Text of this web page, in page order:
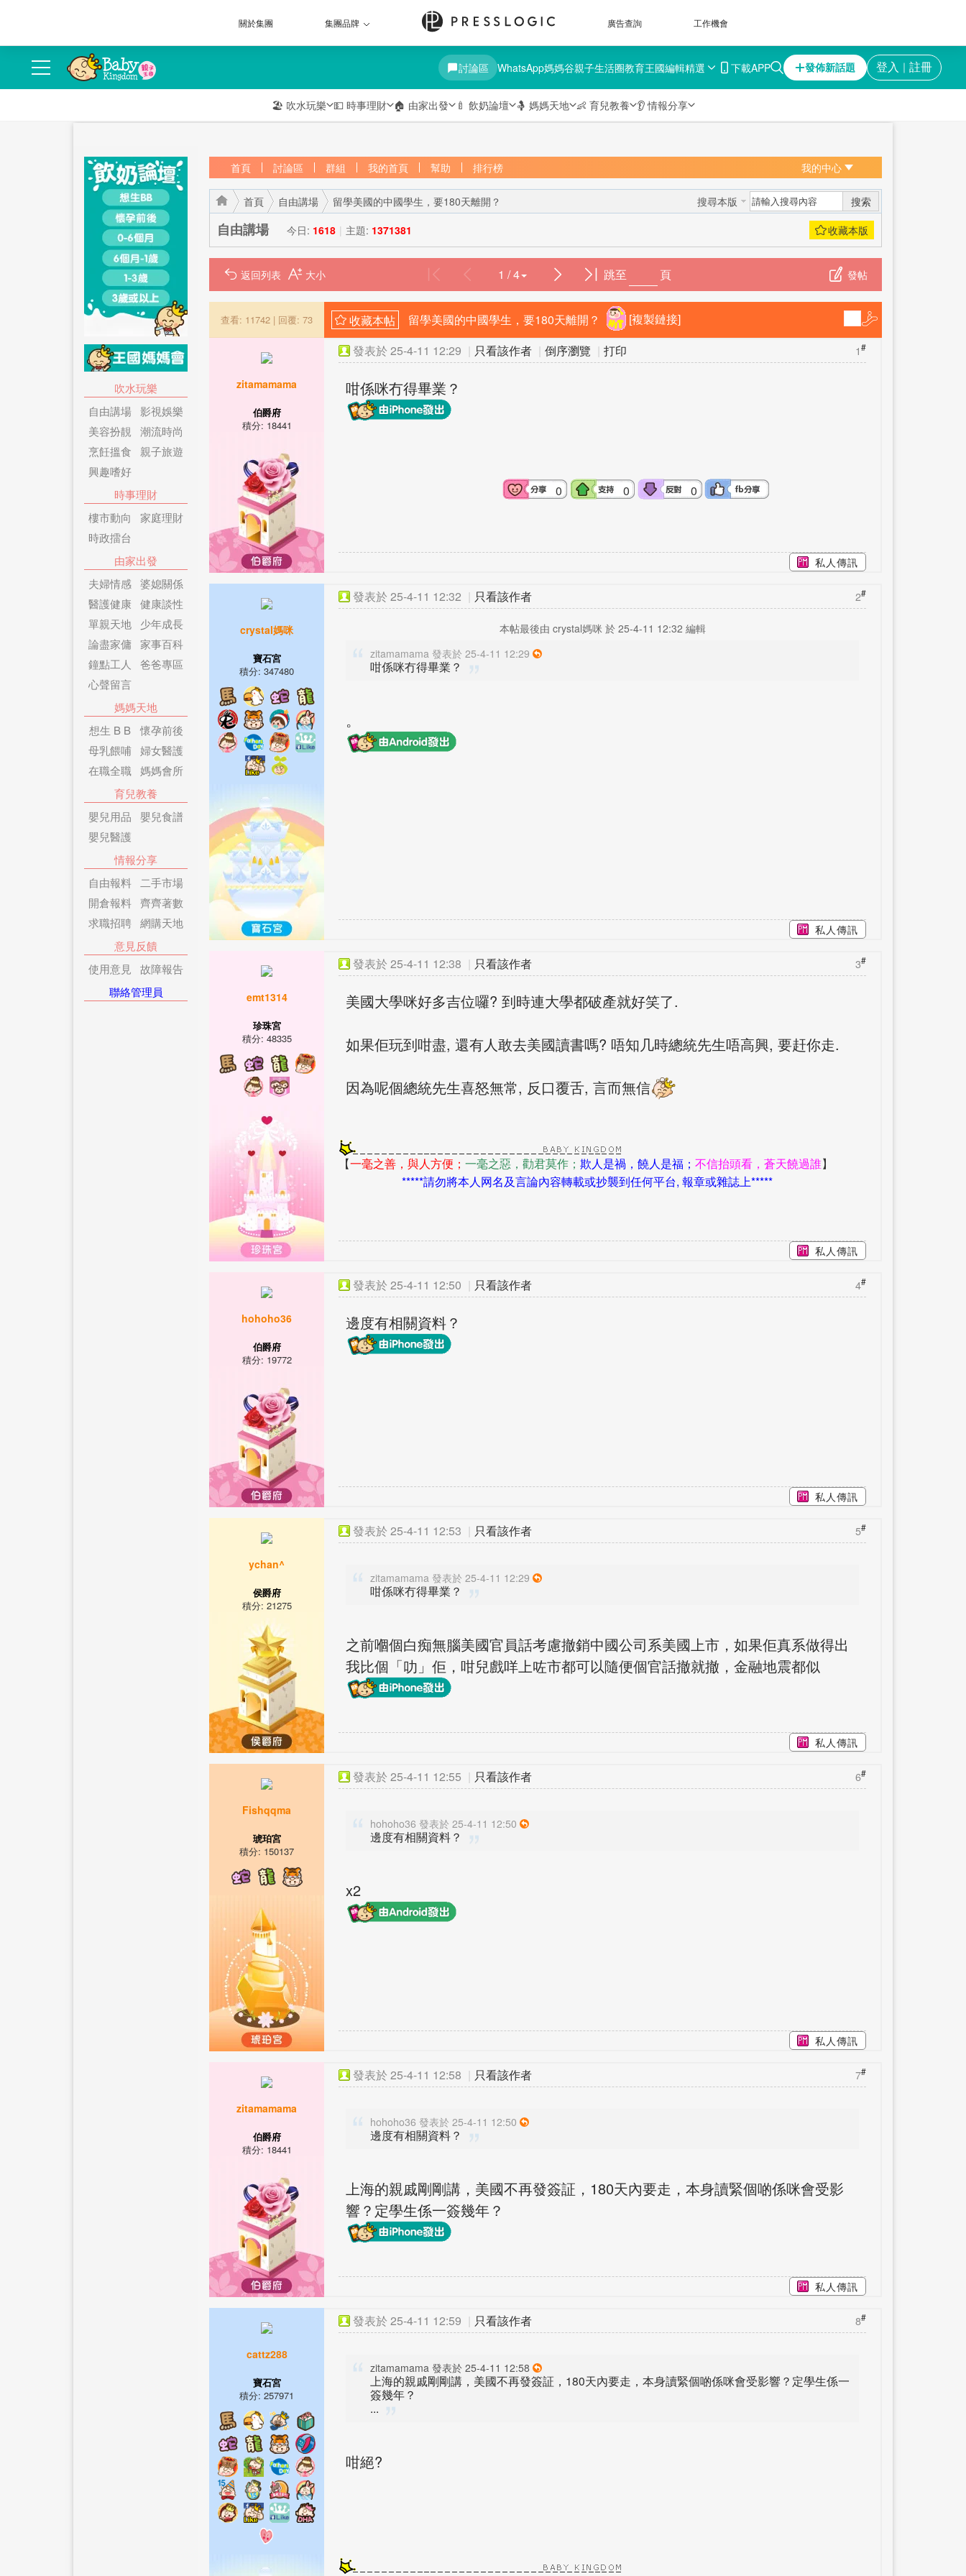
關於集團 集團品牌 廣告查詢 工作機會
討論區 WhatsApp媽媽谷親子生活圈教育王國編輯精選 下載APP 發佈新話題 登入 ｜ 註冊
🏖️ 吹水玩樂 💵 時事理財 🏠 由家出發 🍼 飲奶論壇 🤱 媽媽天地 👶 育兒教養 👂 情報分享
吹水玩樂
自由講場 影視娛樂
美容扮靚
潮流時尚
烹飪搵食
親子旅遊
興趣嗜好
時事理財
樓市動向
家庭理財
時政擂台
由家出發
夫婦情感 婆媳關係
醫護健康
健康談性
單親天地
少年成長
論盡家傭
家事百科
鐘點工人
爸爸專區
心聲留言
媽媽天地
想生 B B
懷孕前後
母乳餵哺 婦女醫護
在職全職
媽媽會所
育兒教養
嬰兒用品
嬰兒食譜
嬰兒醫護
情報分享
自由報料
二手市場
開倉報料 齊齊著數
求職招聘
網購天地
意見反饋
使用意見
故障報告
聯絡管理員
我的中心
首頁 討論區 群組 我的首頁 幫助 排行榜
搜尋本版 搜索
首頁
›
自由講場 留學美國的中國學生，要180天離開？
自由講場 今日: 1618 | 主題: 1371381
發帖
返回列表 1 / 4 跳至 頁
查看: 11742 | 回覆: 73 留學美國的中國學生，要180天離開？ [複製鏈接]
zitamamama
伯爵府
積分: 18441
1#
發表於 25-4-11 12:29 | 只看該作者 | 倒序瀏覽 | 打印
咁係咪冇得畢業？
0 0 0
私人傳訊
crystal媽咪
寶石宮
積分: 347480
2#
發表於 25-4-11 12:32 | 只看該作者
本帖最後由 crystal媽咪 於 25-4-11 12:32 編輯
zitamamama 發表於 25-4-11 12:29
咁係咪冇得畢業？
。
私人傳訊
emt1314
珍珠宮
積分: 48335
3#
發表於 25-4-11 12:38 | 只看該作者
美國大學咪好多吉位囉? 到時連大學都破產就好笑了.
如果佢玩到咁盡, 還有人敢去美國讀書嗎? 唔知几時總統先生唔高興, 要赶你走.
因為呢個總統先生喜怒無常, 反口覆舌, 言而無信
【一毫之善，與人方便； 一毫之惡，勸君莫作； 欺人是禍，饒人是福； 不信抬頭看，蒼天饒過誰】
*****請勿將本人网名及言論內容轉載或抄襲到任何平台, 報章或雜誌上*****
私人傳訊
hohoho36
伯爵府
積分: 19772
4#
發表於 25-4-11 12:50 | 只看該作者
邊度有相關資料？
私人傳訊
ychan^
侯爵府
積分: 21275
5#
發表於 25-4-11 12:53 | 只看該作者
zitamamama 發表於 25-4-11 12:29
咁係咪冇得畢業？
之前嗰個白痴無腦美國官員話考慮撤銷中國公司系美國上市，如果佢真系做得出
我比個「叻」佢，咁兒戲咩上咗市都可以隨便個官話撤就撤，金融地震都似
私人傳訊
Fishqqma
琥珀宮
積分: 150137
6#
發表於 25-4-11 12:55 | 只看該作者
hohoho36 發表於 25-4-11 12:50
邊度有相關資料？
x2
私人傳訊
zitamamama
伯爵府
積分: 18441
7#
發表於 25-4-11 12:58 | 只看該作者
hohoho36 發表於 25-4-11 12:50
邊度有相關資料？
上海的親戚剛剛講，美國不再發簽証，180天內要走，本身讀緊個啲係咪會受影
響？定學生係一簽幾年？
私人傳訊
cattz288
寶石宮
積分: 257971
8#
發表於 25-4-11 12:59 | 只看該作者
zitamamama 發表於 25-4-11 12:58
上海的親戚剛剛講，美國不再發簽証，180天內要走，本身讀緊個啲係咪會受影響？定學生係一
簽幾年？
...
咁絕?